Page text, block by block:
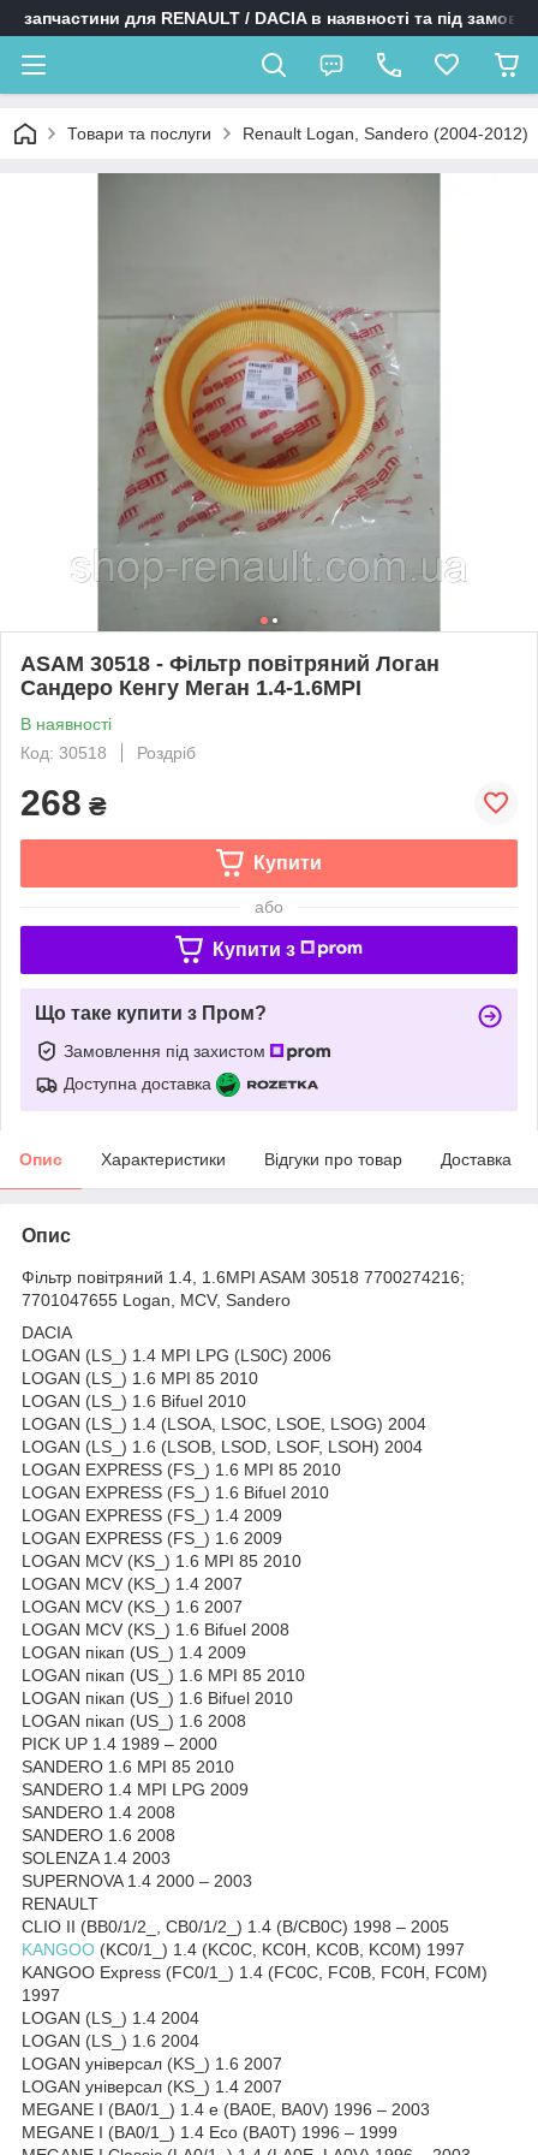
запчастини для RENAULT / DACIA в наявності та під
Товари та послуги Renault Logan, Sandero (2004-2012)
ASAM 30518 - Фільтр повітряний Логан
Сандеро Кенгу Меган 1.4-1.6MPI
В наявності
Код: 30518
Роздріб
268 ₴
Купити
або
Купити з
Що таке купити з Пром?
Замовлення під захистом
Доступна доставка
Опис Характеристики Відгуки про товар Доставка
Опис
Фільтр повітряний 1.4, 1.6MPI ASAM 30518 7700274216;
7701047655 Logan, MCV, Sandero
DACIA
LOGAN (LS_) 1.4 MPI LPG (LS0C) 2006
LOGAN (LS_) 1.6 MPI 85 2010
LOGAN (LS_) 1.6 Bifuel 2010
LOGAN (LS_) 1.4 (LSOA, LSOC, LSOE, LSOG) 2004
LOGAN (LS_) 1.6 (LSOB, LSOD, LSOF, LSOH) 2004
LOGAN EXPRESS (FS_) 1.6 MPI 85 2010
LOGAN EXPRESS (FS_) 1.6 Bifuel 2010
LOGAN EXPRESS (FS_) 1.4 2009
LOGAN EXPRESS (FS_) 1.6 2009
LOGAN MCV (KS_) 1.6 MPI 85 2010
LOGAN MCV (KS_) 1.4 2007
LOGAN MCV (KS_) 1.6 2007
LOGAN MCV (KS_) 1.6 Bifuel 2008
LOGAN пікап (US_) 1.4 2009
LOGAN пікап (US_) 1.6 MPI 85 2010
LOGAN пікап (US_) 1.6 Bifuel 2010
LOGAN пікап (US_) 1.6 2008
PICK UP 1.4 1989 – 2000
SANDERO 1.6 MPI 85 2010
SANDERO 1.4 MPI LPG 2009
SANDERO 1.4 2008
SANDERO 1.6 2008
SOLENZA 1.4 2003
SUPERNOVA 1.4 2000 – 2003
RENAULT
CLIO II (BB0/1/2_, CB0/1/2_) 1.4 (B/CB0C) 1998 – 2005
KANGOO (KC0/1_) 1.4 (KC0C, KC0H, KC0B, KC0M) 1997
KANGOO Express (FC0/1_) 1.4 (FC0C, FC0B, FC0H, FC0M)
1997
LOGAN (LS_) 1.4 2004
LOGAN (LS_) 1.6 2004
LOGAN універсал (KS_) 1.6 2007
LOGAN універсал (KS_) 1.4 2007
MEGANE I (BA0/1_) 1.4 e (BA0E, BA0V) 1996 – 2003
MEGANE I (BA0/1_) 1.4 Eco (BA0T) 1996 – 1999